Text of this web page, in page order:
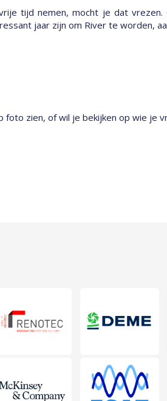
tijd nemen, mocht je dat
jaar zijn om River te worden,
zien, of wil je bekijken op wie je